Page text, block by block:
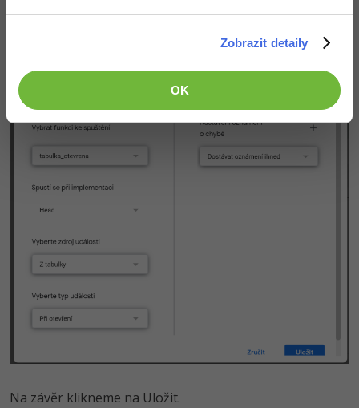
Zobrazit detaily
OK
Na závěr klikneme na Uložit.